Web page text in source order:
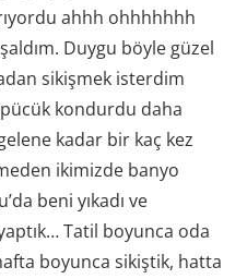
ahhh ohhhhhhh
Duygu böyle güzel
sikişmek isterdim
kondurdu daha
kadar bir kaç kez
ikimizde banyo
beni yıkadı ve
Tatil boyunca oda
boyunca sikiştik, hatta